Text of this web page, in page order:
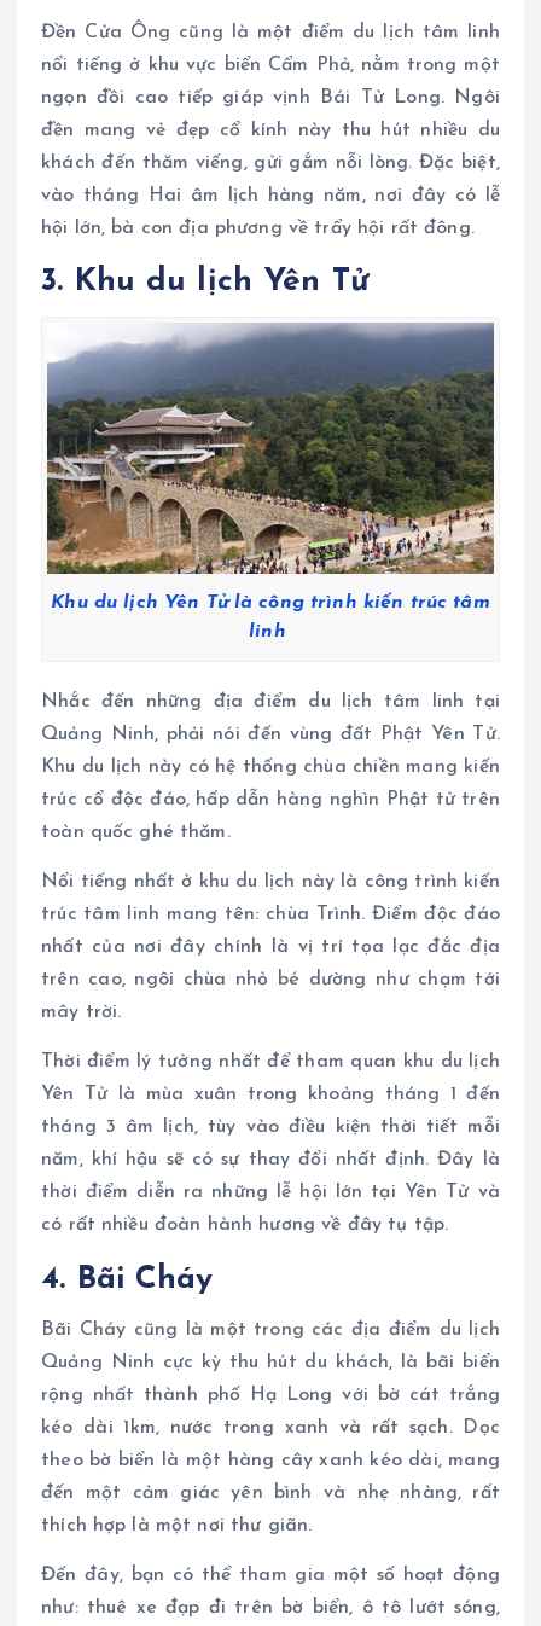
Đền Cửa Ông cũng là một điểm du lịch tâm linh
nổi tiếng ở khu vực biển Cẩm Phả, nằm trong một
ngọn đồi cao tiếp giáp vịnh Bái Tử Long. Ngôi
đền mang vẻ đẹp cổ kính này thu hút nhiều du
khách đến thăm viếng, gửi gắm nỗi lòng. Đặc biệt,
vào tháng Hai âm lịch hàng năm, nơi đây có lễ
hội lớn, bà con địa phương về trẩy hội rất đông.
3. Khu du lịch Yên Tử
Khu du lịch Yên Tử là công trình kiến trúc tâm
linh
Nhắc đến những địa điểm du lịch tâm linh tại
Quảng Ninh, phải nói đến vùng đất Phật Yên Tử.
Khu du lịch này có hệ thống chùa chiền mang kiến
trúc cổ độc đáo, hấp dẫn hàng nghìn Phật tử trên
toàn quốc ghé thăm.
Nổi tiếng nhất ở khu du lịch này là công trình kiến
trúc tâm linh mang tên: chùa Trình. Điểm độc đáo
nhất của nơi đây chính là vị trí tọa lạc đắc địa
trên cao, ngôi chùa nhỏ bé dường như chạm tới
mây trời.
Thời điểm lý tưởng nhất để tham quan khu du lịch
Yên Tử là mùa xuân trong khoảng tháng 1 đến
tháng 3 âm lịch, tùy vào điều kiện thời tiết mỗi
năm, khí hậu sẽ có sự thay đổi nhất định. Đây là
thời điểm diễn ra những lễ hội lớn tại Yên Tử và
có rất nhiều đoàn hành hương về đây tụ tập.
4. Bãi Cháy
Bãi Cháy cũng là một trong các địa điểm du lịch
Quảng Ninh cực kỳ thu hút du khách, là bãi biển
rộng nhất thành phố Hạ Long với bờ cát trắng
kéo dài 1km, nước trong xanh và rất sạch. Dọc
theo bờ biển là một hàng cây xanh kéo dài, mang
đến một cảm giác yên bình và nhẹ nhàng, rất
thích hợp là một nơi thư giãn.
Đến đây, bạn có thể tham gia một số hoạt động
như: thuê xe đạp đi trên bờ biển, ô tô lướt sóng,